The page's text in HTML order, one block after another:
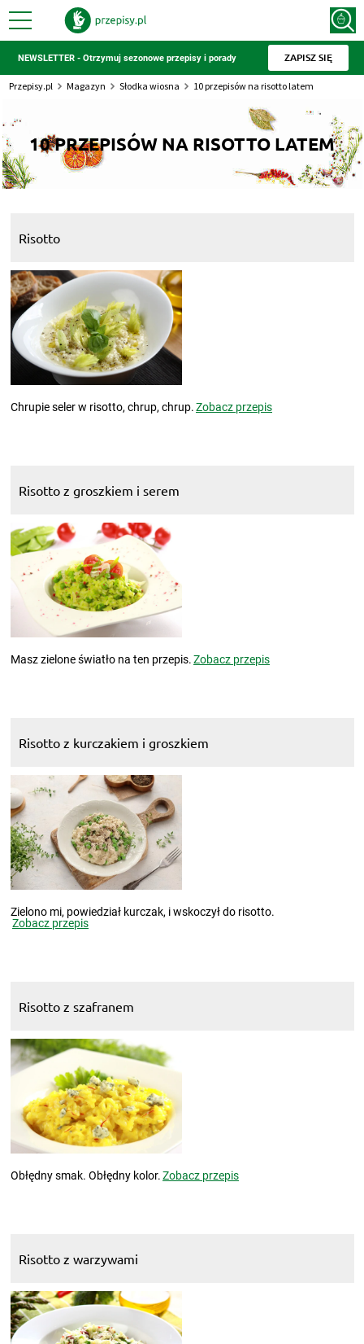
NEWSLETTER - Otrzymuj sezonowe przepisy i porady ZAPISZ SIĘ
Przepisy.pl Magazyn Słodka wiosna 10 przepisów na risotto latem
10 PRZEPISÓW NA RISOTTO LATEM
Risotto
Chrupie seler w risotto, chrup, chrup.Zobacz przepis
Risotto z groszkiem i serem
Masz zielone światło na ten przepis.Zobacz przepis
Risotto z kurczakiem i groszkiem
Zielono mi, powiedział kurczak, i wskoczył do risotto.
Zobacz przepis
Risotto z szafranem
Obłędny smak. Obłędny kolor.Zobacz przepis
Risotto z warzywami